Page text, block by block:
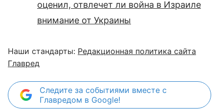
оценил, отвлечет ли война в Израиле
внимание от Украины
Наши стандарты: Редакционная политика сайта
Главред
Следите за событиями вместе с
Главредом в Google!